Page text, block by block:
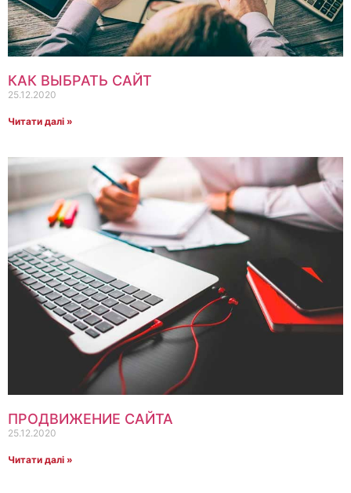
КАК ВЫБРАТЬ САЙТ
25.12.2020
Читати далі »
ПРОДВИЖЕНИЕ САЙТА
25.12.2020
Читати далі »